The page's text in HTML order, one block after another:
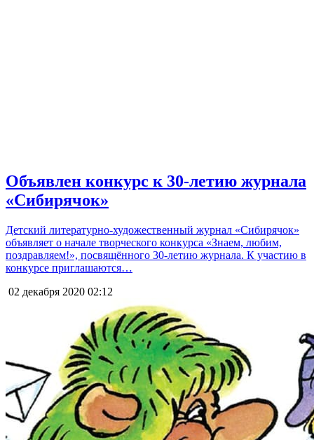
Объявлен конкурс к 30-летию журнала
«Сибирячок»
Детский литературно-художественный журнал «Сибирячок»
объявляет о начале творческого конкурса «Знаем, любим,
поздравляем!», посвящённого 30-летию журнала. К участию в
конкурсе приглашаются…
02 декабря 2020 02:12